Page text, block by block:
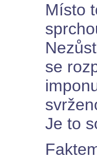
Místo
se
Je to